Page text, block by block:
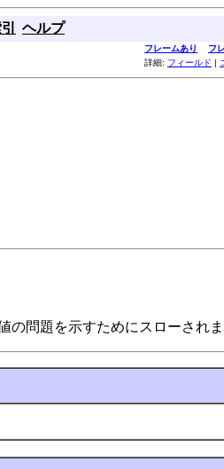
ヘルプ
フレームあり フ
詳細: フィールド |
の問題を示すためにスローされま